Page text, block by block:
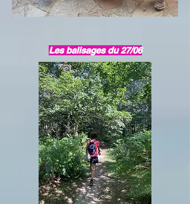
Les balisages du 27/06